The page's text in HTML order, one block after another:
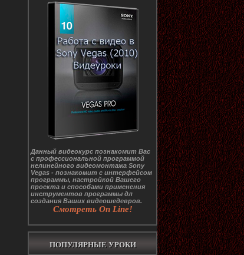
Данный видеокурс познакомит Вас
с профессиональной программой
нелинейного видеомонтажа Sony
Vegas - познакомит с интерфейсом
программы, настройкой Вашего
проекта и способами применения
инструментов программы дл
создания Ваших видеошедевров.
Смотреть On Line!
ПОПУЛЯРНЫЕ УРОКИ